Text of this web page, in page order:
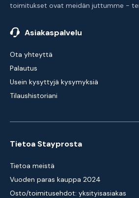
toimitukset ovat meidän juttumme -
Asiakaspalvelu
Ota yhteyttä
Palautus
Usein kysyttyjä kysymyksiä
Tilaushistoriani
Tietoa Stayprosta
Tietoa meistä
Vuoden paras kauppa 2024
Osto/toimitusehdot: yksityisasiakas